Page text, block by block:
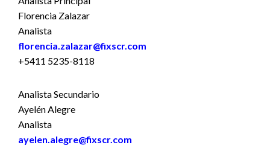
Florencia Zalazar
Analista
florencia.zalazar@fixscr.com
+5411 5235-8118
Analista Secundario
Ayelén Alegre
Analista
ayelen.alegre@fixscr.com